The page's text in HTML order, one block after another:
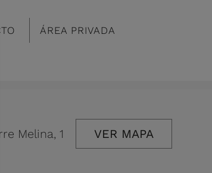
ÁREA PRIVADA
Melina, 1 VER MAPA